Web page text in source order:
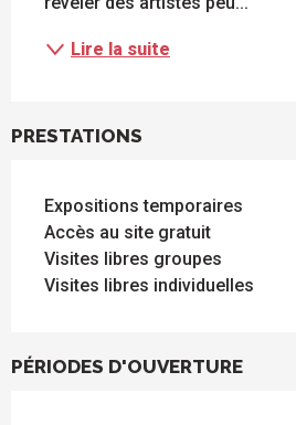
Lire la suite
PRESTATIONS
Expositions temporaires
Accès au site gratuit
Visites libres groupes
Visites libres individuelles
PÉRIODES D'OUVERTURE